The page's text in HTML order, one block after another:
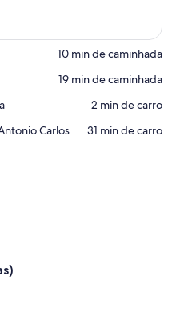
‪10 min de caminhada‬
‪19 min de caminhada‬
‪2 min de carro‬
Carlos
‪31 min de carro‬